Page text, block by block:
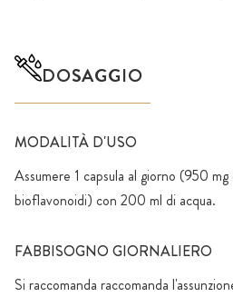
DOSAGGIO
MODALITÀ D'USO
Assumere 1 capsula al giorno (950
bioflavonoidi) con 200 ml di acqua.
FABBISOGNO GIORNALIERO
Si raccomanda raccomanda